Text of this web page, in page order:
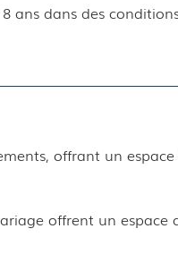
ans dans des
offrant un
offrent un